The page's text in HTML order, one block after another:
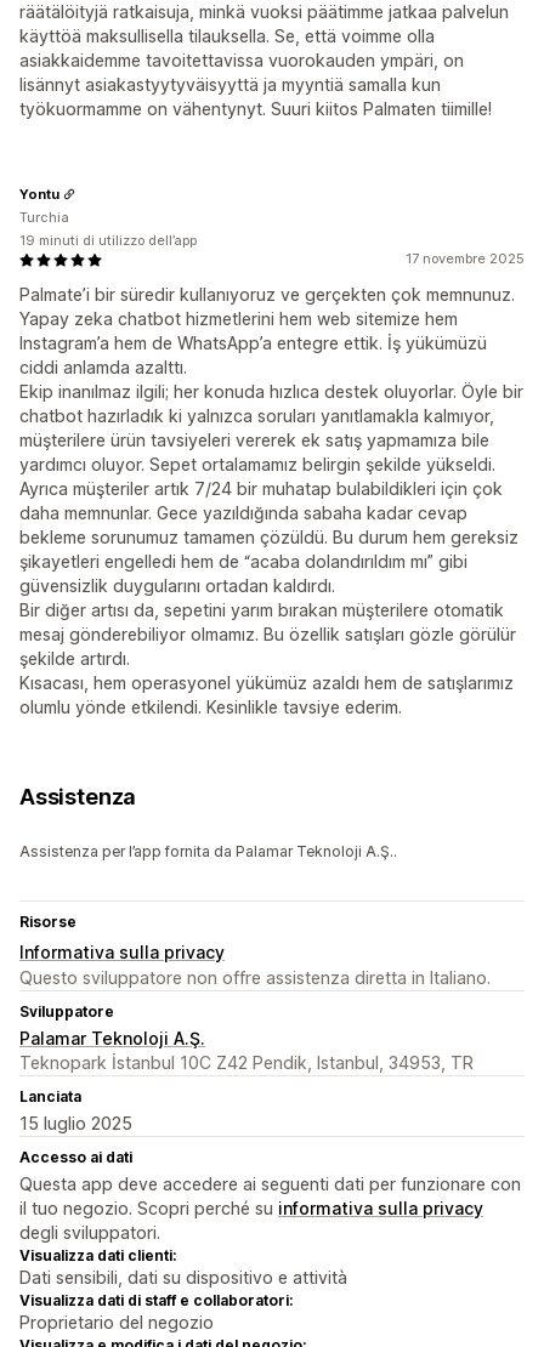
räätälöityjä ratkaisuja, minkä vuoksi päätimme jatkaa palvelun
käyttöä maksullisella tilauksella. Se, että voimme olla
asiakkaidemme tavoitettavissa vuorokauden ympäri, on
lisännyt asiakastyytyväisyyttä ja myyntiä samalla kun
työkuormamme on vähentynyt. Suuri kiitos Palmaten tiimille!
17 novembre 2025
Palmate’i bir süredir kullanıyoruz ve gerçekten çok memnunuz.
Yapay zeka chatbot hizmetlerini hem web sitemize hem
Instagram’a hem de WhatsApp’a entegre ettik. İş yükümüzü
ciddi anlamda azalttı.
Ekip inanılmaz ilgili; her konuda hızlıca destek oluyorlar. Öyle bir
chatbot hazırladık ki yalnızca soruları yanıtlamakla kalmıyor,
müşterilere ürün tavsiyeleri vererek ek satış yapmamıza bile
yardımcı oluyor. Sepet ortalamamız belirgin şekilde yükseldi.
Ayrıca müşteriler artık 7/24 bir muhatap bulabildikleri için çok
daha memnunlar. Gece yazıldığında sabaha kadar cevap
bekleme sorunumuz tamamen çözüldü. Bu durum hem gereksiz
şikayetleri engelledi hem de “acaba dolandırıldım mı” gibi
güvensizlik duygularını ortadan kaldırdı.
Bir diğer artısı da, sepetini yarım bırakan müşterilere otomatik
mesaj gönderebiliyor olmamız. Bu özellik satışları gözle görülür
şekilde artırdı.
Kısacası, hem operasyonel yükümüz azaldı hem de satışlarımız
olumlu yönde etkilendi. Kesinlikle tavsiye ederim.
Yontu
Turchia
19 minuti di utilizzo dell’app
Assistenza
Assistenza per l’app fornita da Palamar Teknoloji A.Ş..
Risorse
Informativa sulla privacy
Questo sviluppatore non offre assistenza diretta in Italiano.
Sviluppatore
Palamar Teknoloji A.Ş.
Teknopark İstanbul 10C Z42 Pendik, Istanbul, 34953, TR
Lanciata
15 luglio 2025
Accesso ai dati
Questa app deve accedere ai seguenti dati per funzionare con
il tuo negozio. Scopri perché su informativa sulla privacy
degli sviluppatori.
Visualizza dati clienti:
Dati sensibili, dati su dispositivo e attività
Visualizza dati di staff e collaboratori:
Proprietario del negozio